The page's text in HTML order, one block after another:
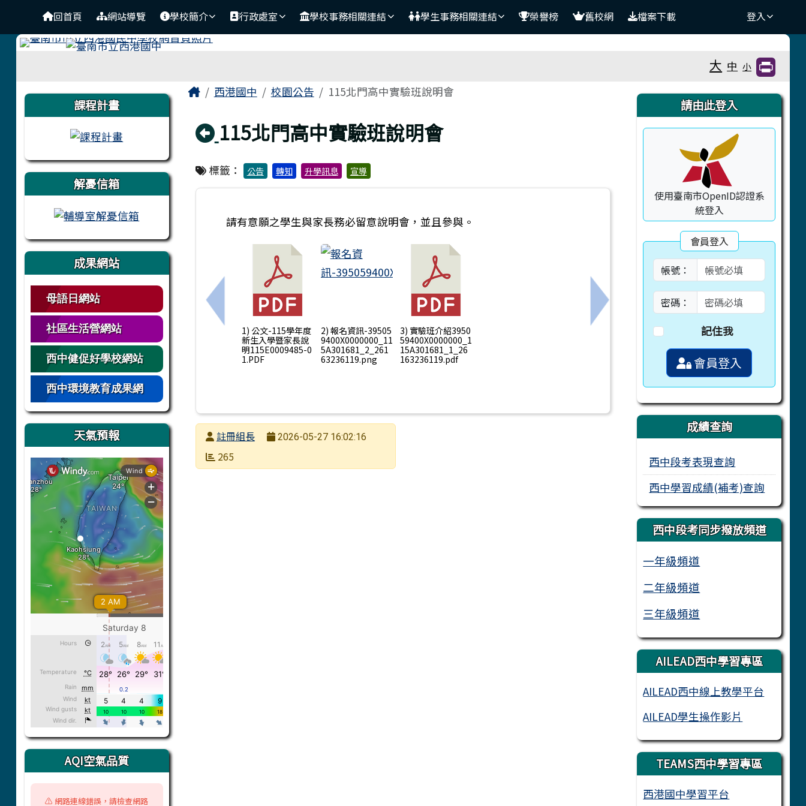
臺南市立西港國中
導覽列回首頁 網站導覽 學校簡介 行政處室 學校事務相關連結 學生事務相關連結 榮譽榜 舊校網 檔案下載 登入
大 中 小
左邊區域內容
課程計畫
解憂信箱
成果網站
母語日網站
社區生活營網站
西中健促好學校網站
西中環境教育成果網
天氣預報
AQI空氣品質
⚠️ 網路連線錯誤，請檢查網路
主內容區域
Home西港國中 校園公告 115北門高中實驗班說明會
回上頁
115北門高中實驗班說明會
標籤： 公告 轉知 升學訊息 宣導
上一筆：115畢業後高中職志願選填說明
請有意願之學生與家長務必留意說明會，並且參與。
1) 公文-115學年度
新生入學暨家長說
明115E0009485-0
1.PDF
2) 報名資訊-39505
9400X0000000_11
5A301681_2_261
63236119.png
3) 實驗班介紹3950
59400X0000000_1
15A301681_1_26
163236119.pdf
下一筆：有關114學年度教師專業發展實
發布者註冊組長
發布日期
2026-05-27 16:02:16
瀏覽次數
265
右邊區域內容
請由此登入
使用臺南市OpenID認證系
統登入
會員登入
帳號：
密碼：
記住我
會員登入
成績查詢
西中段考表現查詢
西中學習成績(補考)查詢
西中段考同步撥放頻道
一年級頻道
二年級頻道
三年級頻道
AILEAD西中學習專區
AILEAD西中線上教學平台
AILEAD學生操作影片
TEAMS西中學習專區
西港國中學習平台
頁尾區域